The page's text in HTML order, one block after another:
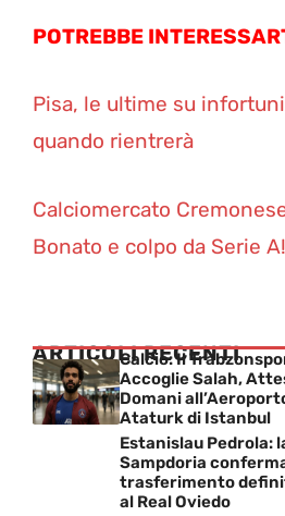
POTREBBE
Pisa, le ultime su
quando rientrerà
Calciomercato
Bonato e colpo da Serie A!
ARTICOLI RECENTI
Calcio: Il
Accoglie Salah,
Domani
Ataturk di Istanbul
Estanislau Pedrola:
Sampdoria
trasferimento
al Real Oviedo